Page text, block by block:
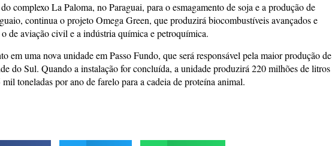
complexo La Paloma, no Paraguai, para o esmagamento de soja e a produção de
continua o projeto Omega Green, que produzirá biocombustíveis avançados e
o de aviação civil e a indústria química e petroquímica.
em uma nova unidade em Passo Fundo, que será responsável pela maior produção de
do Sul. Quando a instalação for concluída, a unidade produzirá 220 milhões de litros
toneladas por ano de farelo para a cadeia de proteína animal.